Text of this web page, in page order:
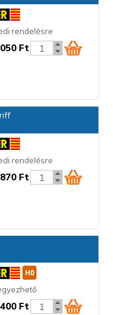
rendelésre
Ft
rendelésre
Ft
Ft